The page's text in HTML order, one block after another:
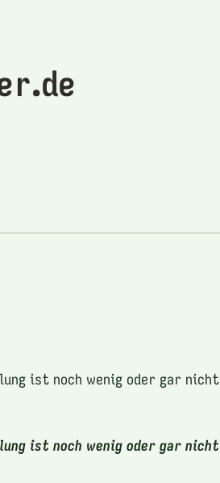
ist noch wenig oder gar nicht
ist noch wenig oder gar nicht